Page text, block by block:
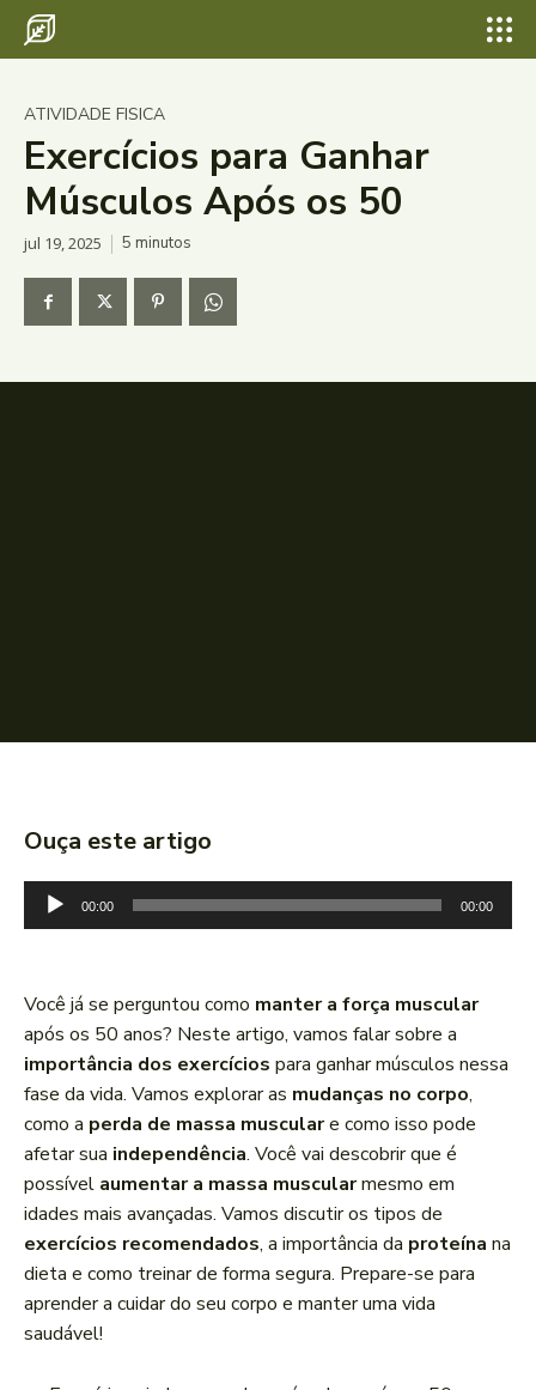
ATIVIDADE FISICA
Exercícios para Ganhar
Músculos Após os 50
jul 19, 2025 5 minutos
Ouça este artigo
o
d
o
r
d
e
á
u
d
i
o
00:00 00:00
Você já se perguntou como manter a força muscular
após os 50 anos? Neste artigo, vamos falar sobre a
importância dos exercícios para ganhar músculos nessa
fase da vida. Vamos explorar as mudanças no corpo,
como a perda de massa musculare como isso pode
afetar sua independência. Você vai descobrir que é
possível aumentar a massa muscularmesmo em
idades mais avançadas. Vamos discutir os tipos de
exercícios recomendados, a importância da proteína na
dieta e como treinar de forma segura. Prepare-se para
aprender a cuidar do seu corpo e manter uma vida
saudável!